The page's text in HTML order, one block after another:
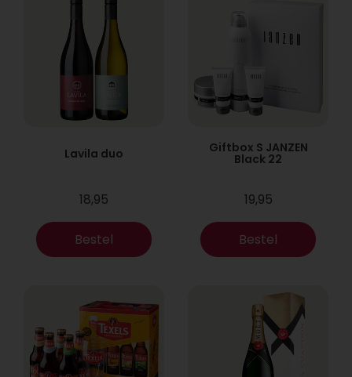
Lavila duo
18,95
Bestel
Giftbox S JANZEN
Black 22
19,95
Bestel